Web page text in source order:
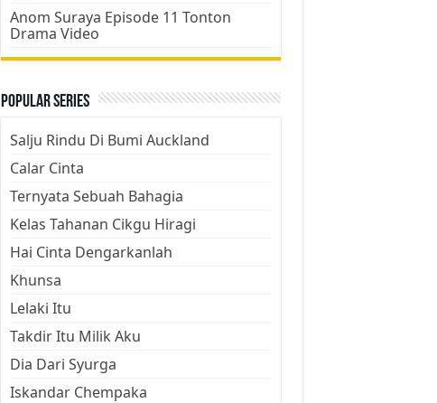
Anom Suraya Episode 11 Tonton
Drama Video
Popular Series
Salju Rindu Di Bumi Auckland
Calar Cinta
Ternyata Sebuah Bahagia
Kelas Tahanan Cikgu Hiragi
Hai Cinta Dengarkanlah
Khunsa
Lelaki Itu
Takdir Itu Milik Aku
Dia Dari Syurga
Iskandar Chempaka